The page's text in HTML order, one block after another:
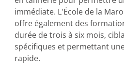
immédiate. L'École de la
offre également des
durée de trois à six mois,
spécifiques et permettant
rapide.